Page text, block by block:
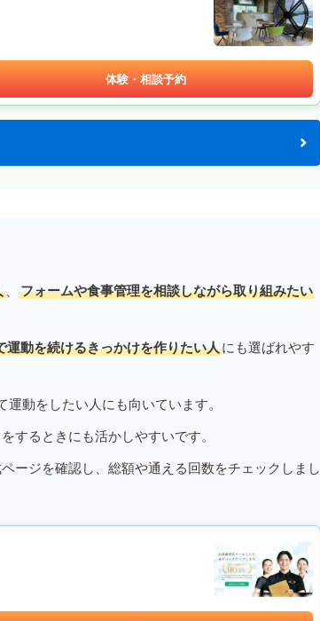
体験・相談予約
、
フォームや食事管理を相談しながら取り組みたい
運動を続けるきっかけを作りたい人にも選ばれやす
動をしたい人にも向いています。
するときにも活かしやすいです。
ージを確認し、総額や通える回数をチェックしまし